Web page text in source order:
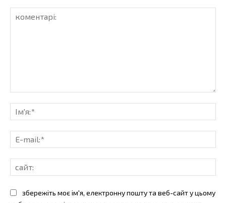
збережіть моє ім'я, електронну пошту та веб-сайт у цьому